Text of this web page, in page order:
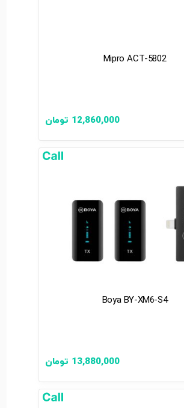
Mipro ACT-5802
12,860,000 تومان
Boya BY-XM6-S4
13,880,000 تومان